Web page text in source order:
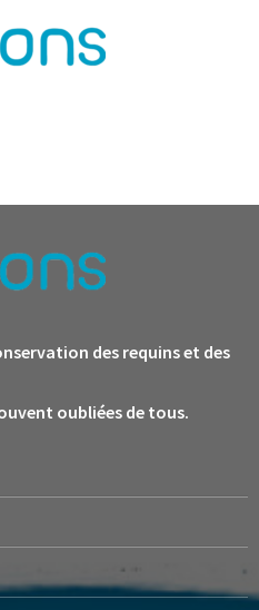
des requins et des
oubliées de tous.